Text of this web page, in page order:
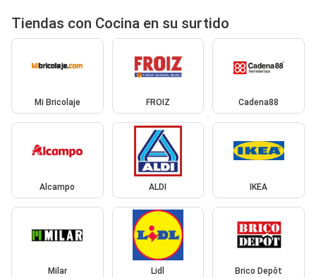
Tiendas con Cocina en su surtido
Mi Bricolaje FROIZ Cadena88
Alcampo ALDI IKEA
Milar Lidl Brico Depôt